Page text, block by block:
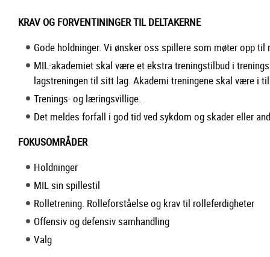
KRAV OG FORVENTININGER TIL DELTAKERNE
Gode holdninger. Vi ønsker oss spillere som møter opp
MIL-akademiet skal være et ekstra treningstilbud i
lagstreningen til sitt lag. Akademi treningene skal være i
Trenings- og læringsvillige.
Det meldes forfall i god tid ved sykdom og skader eller
FOKUSOMRÅDER
Holdninger
MIL sin spillestil
Rolletrening. Rolleforståelse og krav til rolleferdigheter
Offensiv og defensiv samhandling
Valg